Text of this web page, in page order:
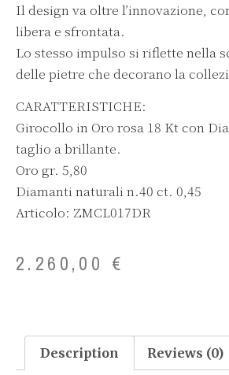
Il design va oltre l’innovazione,
libera e sfrontata.
Lo stesso impulso si riflette nella
delle pietre che decorano la
CARATTERISTICHE:
Girocollo in Oro rosa 18 Kt con
taglio a brillante.
Oro gr. 5,80
Diamanti naturali n.40 ct. 0,45
Articolo: ZMCL017DR
2.260,00 €
Description Reviews (0)